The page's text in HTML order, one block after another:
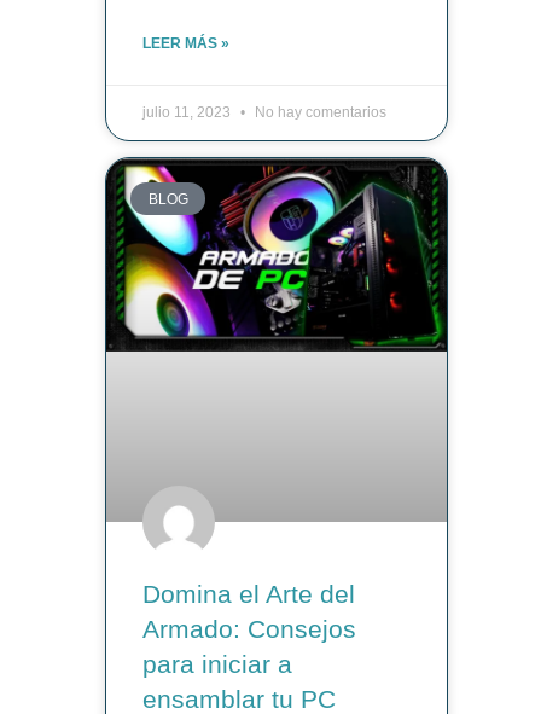
LEER MÁS »
julio 11, 2023 No hay comentarios
BLOG
Domina el Arte del
Armado: Consejos
para iniciar a
ensamblar tu PC